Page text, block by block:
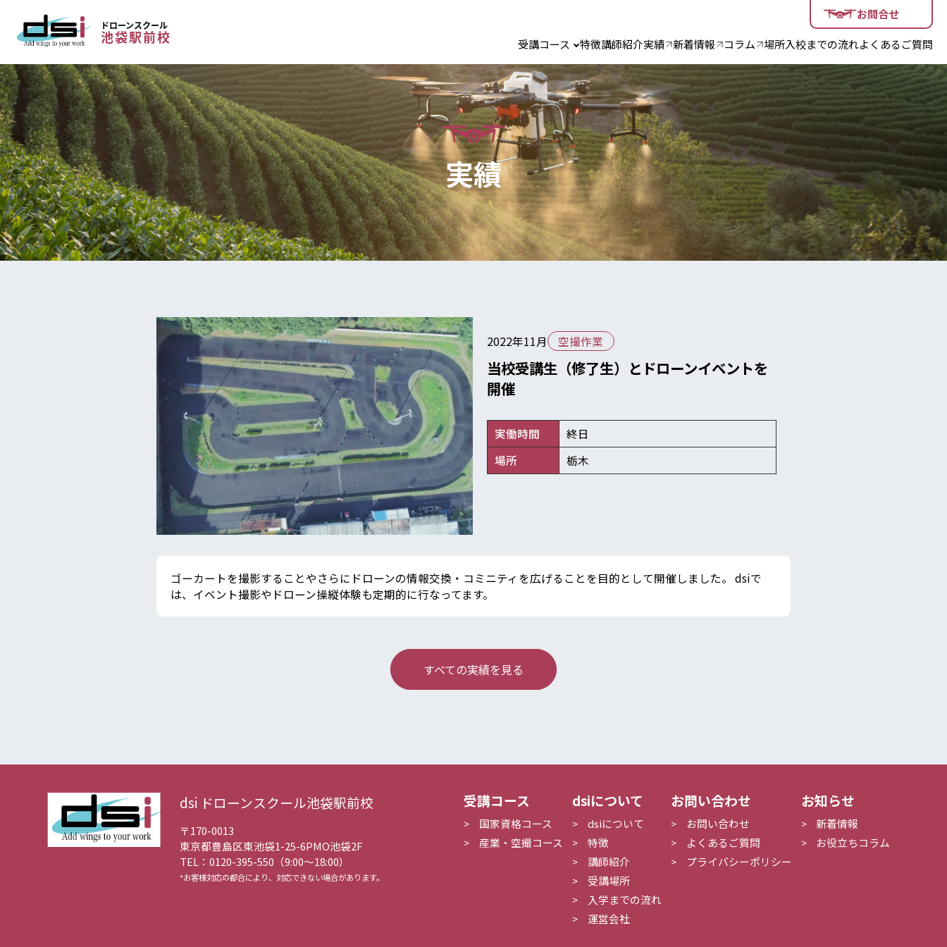
ドローンスクール
池袋駅前校
お問合せ
受講コース 特徴講師紹介実績 新着情報 コラム 場所入校までの流れよくあるご質問
実績
2022年11月 空撮作業
当校受講生（修了生）とドローンイベントを
開催
実働時間
終日
場所
栃木
ゴーカートを撮影することやさらにドローンの情報交換・コミニティを広げることを目的として開催しました。 dsiで
は、イベント撮影やドローン操縦体験も定期的に行なってます。
すべての実績を見る
dsi ドローンスクール池袋駅前校
〒170-0013
東京都豊島区東池袋1-25-6PMO池袋2F
TEL：0120-395-550（9:00〜18:00）
*お客様対応の都合により、対応できない場合があります。
受講コース
国家資格コース
産業・空撮コース
dsiについて
dsiについて
特徴
講師紹介
受講場所
入学までの流れ
運営会社
お問い合わせ
お問い合わせ
よくあるご質問
プライバシーポリシー
お知らせ
新着情報
お役立ちコラム